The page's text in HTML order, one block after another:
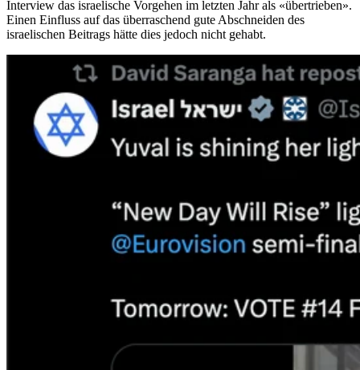
Interview das israelische Vorgehen im letzten Jahr als «übertrieben».
Einen Einfluss auf das überraschend gute Abschneiden des
israelischen Beitrags hätte dies jedoch nicht gehabt.